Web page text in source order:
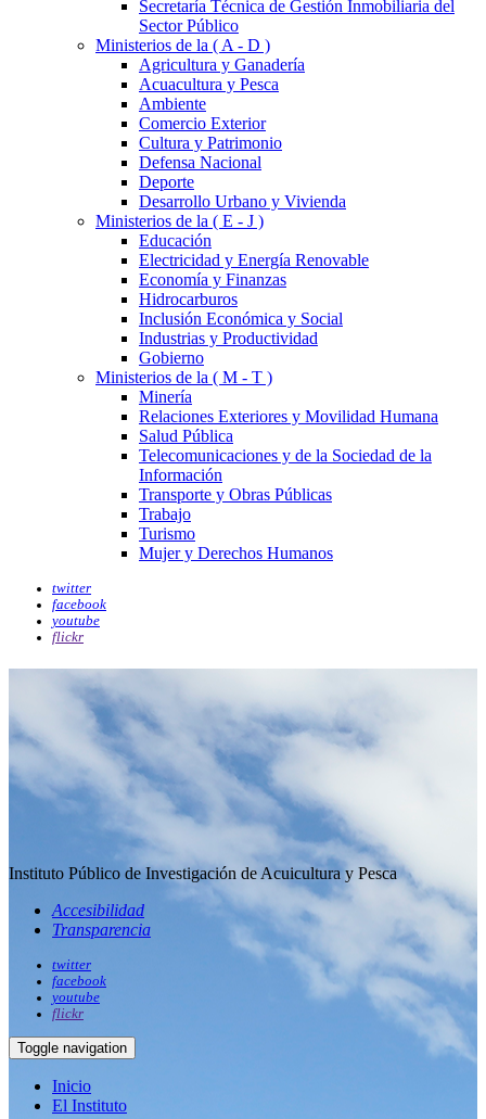
Secretaría Técnica de Gestión Inmobiliaria del
Sector Público
Ministerios de la ( A - D )
Agricultura y Ganadería
Acuacultura y Pesca
Ambiente
Comercio Exterior
Cultura y Patrimonio
Defensa Nacional
Deporte
Desarrollo Urbano y Vivienda
Ministerios de la ( E - J )
Educación
Electricidad y Energía Renovable
Economía y Finanzas
Hidrocarburos
Inclusión Económica y Social
Industrias y Productividad
Gobierno
Ministerios de la ( M - T )
Minería
Relaciones Exteriores y Movilidad Humana
Salud Pública
Telecomunicaciones y de la Sociedad de la
Información
Transporte y Obras Públicas
Trabajo
Turismo
Mujer y Derechos Humanos
twitter
facebook
youtube
flickr
Instituto Público de Investigación de Acuicultura y Pesca
Accesibilidad
Transparencia
twitter
facebook
youtube
flickr
Toggle navigation
Inicio
El Instituto